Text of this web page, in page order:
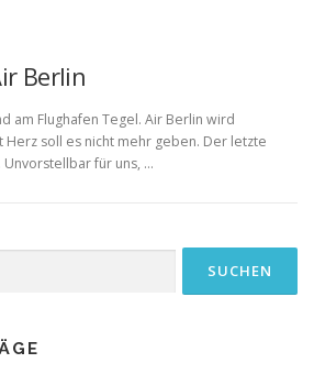
Berlin
am Flughafen Tegel. Air Berlin wird
Herz soll es nicht mehr geben. Der letzte
für uns, …